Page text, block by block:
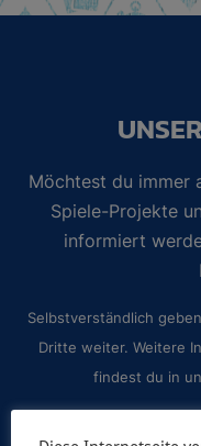
Möchtest du immer
Spiele-Projekte
informiert
Selbstverständlich
Dritte weiter. Weitere
findest du in